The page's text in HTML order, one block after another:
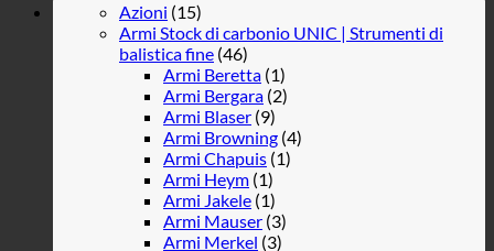
Azioni (15)
Armi Stock di carbonio UNIC | Strumenti di
balistica fine (46)
Armi Beretta (1)
Armi Bergara (2)
Armi Blaser (9)
Armi Browning (4)
Armi Chapuis (1)
Armi Heym (1)
Armi Jakele (1)
Armi Mauser (3)
Armi Merkel (3)